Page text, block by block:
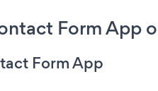
Form App
Form App